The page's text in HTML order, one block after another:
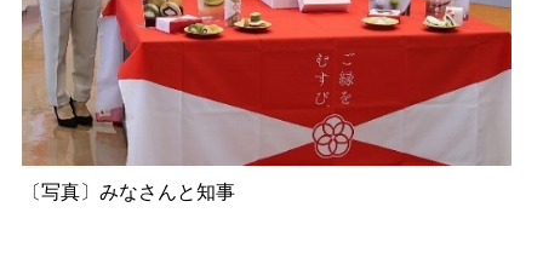
〔写真〕みなさんと知事